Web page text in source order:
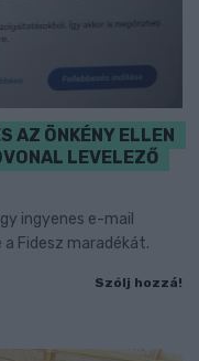
AZ ÖNKÉNY ELLEN
LEVELEZŐ
ingyenes e-mail
Fidesz maradékát.
Szólj hozzá!